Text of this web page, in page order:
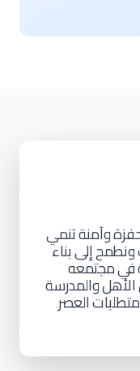
وآمنةتنمي
ونطمحإلى بناء
في مجتمعه
الأهلوالمدرسة
العصر.